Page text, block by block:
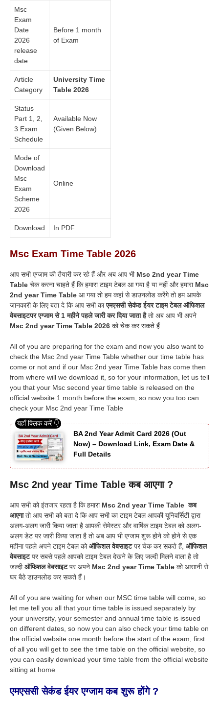
Msc
Exam
Date
2026
release
date
Before 1 month
of Exam
Article
Category
University Time
Table 2026
Status
Part 1, 2,
3 Exam
Schedule
Available Now
(Given Below)
Mode of
Download
Msc
Exam
Scheme
2026
Online
Download In PDF
Msc Exam Time Table 2026
आप सभी एग्जाम की तैयारी कर रहे हैं और अब आप भी Msc 2nd year Time
Table चेक करना चाहते हैं कि हमारा टाइम टेबल आ गया है या नहीं और हमारा Msc
2nd year Time Table आ गया तो हम कहां से डाउनलोड करेंगे तो हम आपके
जानकारी के लिए बता दे कि आप सभी काएमएससी सेकंड ईयर टाइम टेबल ऑफिशल
वेबसाइटपर एग्जाम से 1 महीने पहले जारी कर दिया जाता हैतो अब आप भी अपने
Msc 2nd year Time Table 2026 को चेक कर सकते हैं
All of you are preparing for the exam and now you also want to
check the Msc 2nd year Time Table whether our time table has
come or not and if our Msc 2nd year Time Table has come then
from where will we download it, so for your information, let us tell
you that your Msc second year time table is released on the
official website 1 month before the exam, so now you too can
check your Msc 2nd year Time Table
BA 2nd Year Admit Card 2026 (Out
Now) – Download Link, Exam Date &
Full Details
Msc 2nd year Time Table कब आएगा ?
आप सभी को इंतजार रहता है कि हमारा Msc 2nd year Time Table कब
आएगातो आप सभी को बता दे कि आप सभी का टाइम टेबल आपकी यूनिवर्सिटी द्वारा
अलग-अलग जारी किया जाता है आपकी सेमेस्टर और वार्षिक टाइम टेबल को अलग-
अलग डेट पर जारी किया जाता है तो अब आप भी एग्जाम शुरू होने को होने से एक
महीना पहले अपने टाइम टेबल कोऑफिशल वेबसाइटपर चेक कर सकते हैं, ऑफिशल
वेबसाइटपर सबसे पहले आपको टाइम टेबल देखने के लिए जल्दी मिलने वाला है तो
जल्दीऑफिशल वेबसाइटपर अपने Msc 2nd year Time Table को आसानी से
घर बैठे डाउनलोड कर सकते हैं।
All of you are waiting for when our MSC time table will come, so
let me tell you all that your time table is issued separately by
your university, your semester and annual time table is issued
on different dates, so now you can also check your time table on
the official website one month before the start of the exam, first
of all you will get to see the time table on the official website, so
you can easily download your time table from the official website
sitting at home
एमएससीसेकंड ईयर एग्जाम कब शुरू होंगे ?